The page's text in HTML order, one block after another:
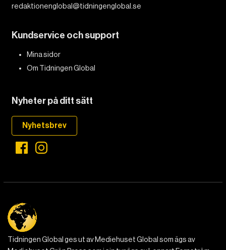
redaktionenglobal@tidningenglobal.se
Kundservice och support
Mina sidor
Om Tidningen Global
Nyheter på ditt sätt
Nyhetsbrev
Tidningen Global ges ut av Mediehuset Global som ägs av